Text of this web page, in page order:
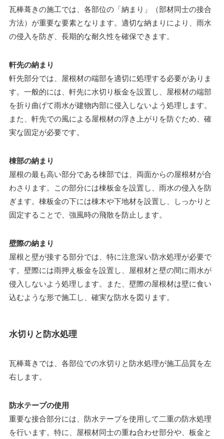
瓦棒葺きの施工では、各部位の「納まり」（部材同士の接合
方法）が重要な要素となります。適切な納まりにより、雨水
の侵入を防ぎ、長期的な耐久性を確保できます。
軒先の納まり
軒先部分では、屋根材の端部を適切に処理する必要がありま
す。一般的には、軒先に水切り板金を設置し、屋根材の端部
を折り曲げて雨水が建物内部に侵入しないよう処理します。
また、軒先での風による屋根材の浮き上がりを防ぐため、確
実な固定が必要です。
棟部の納まり
屋根の最も高い部分である棟部では、両面からの屋根材が合
わさります。この部分には棟板金を設置し、雨水の侵入を防
ぎます。棟板金の下には棟木や下地材を設置し、しっかりと
固定することで、強風時の飛散を防止します。
壁際の納まり
屋根と壁が接する部分では、特に注意深い防水処理が必要で
す。壁際には雨押え板金を設置し、屋根材と壁の間に雨水が
侵入しないよう処理します。また、壁際の屋根材は壁に食い
込むような形で施工し、確実な防水を図ります。
水切りと防水処理
瓦棒葺きでは、各部位での水切りと防水処理が施工品質を左
右します。
防水テープの使用
重要な接合部分には、防水テープを使用して二重の防水処理
を行います。特に、屋根材同士の重ね合わせ部分や、板金と